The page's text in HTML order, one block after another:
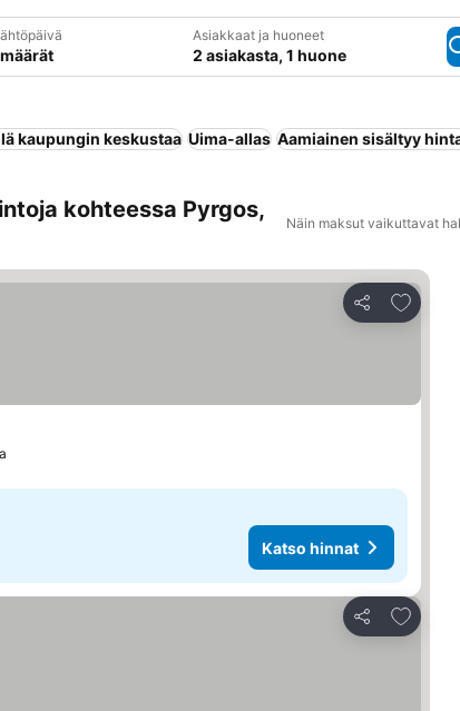
Asiakkaat ja huoneet
2 asiakasta, 1 huone
kaupungin keskustaa Uima-allas Aamiainen sisältyy
kohteessa Pyrgos,
Näin maksut vaikuttavat
Jaa
Lisää
Katso hinnat
Jaa
Lisää